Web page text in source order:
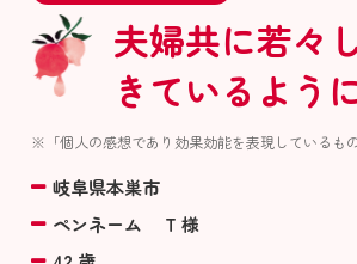
夫婦共に若々
きているよう
※「個人の感想であり効果効能を表現しているも
岐阜県本巣市
ペンネーム T 様